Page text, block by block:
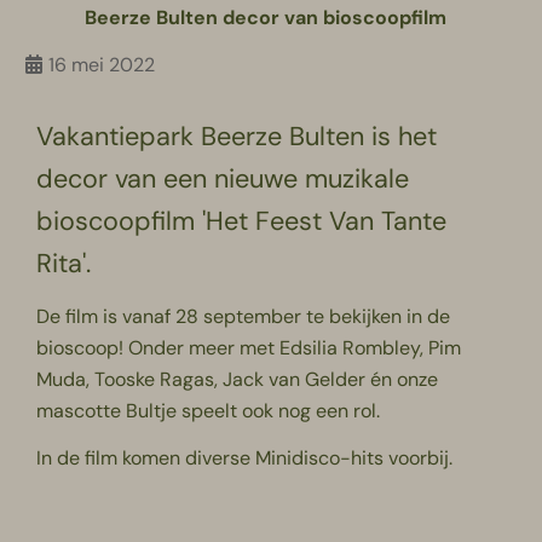
Beerze Bulten decor van bioscoopfilm
16 mei 2022
Vakantiepark Beerze Bulten is het
decor van een nieuwe muzikale
bioscoopfilm 'Het Feest Van Tante
Rita'.
De film is vanaf 28 september te bekijken in de
bioscoop! Onder meer met Edsilia Rombley, Pim
Muda, Tooske Ragas, Jack van Gelder én onze
mascotte Bultje speelt ook nog een rol.
In de film komen diverse Minidisco-hits voorbij.